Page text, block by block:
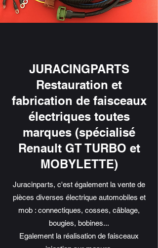
JURACINGPARTS
Restauration et
fabrication de faisceaux
électriques toutes
marques (spécialisé
Renault GT TURBO et
MOBYLETTE)
Juracinparts, c'est également la vente de
pièces diverses électrique automobiles et
mob : connectiques, cosses, câblage,
bougies, bobines...
Egalement la réalisation de faisceaux